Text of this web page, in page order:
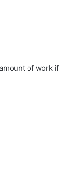
of work if